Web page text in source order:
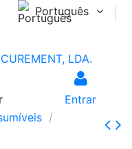
Português
Entrar